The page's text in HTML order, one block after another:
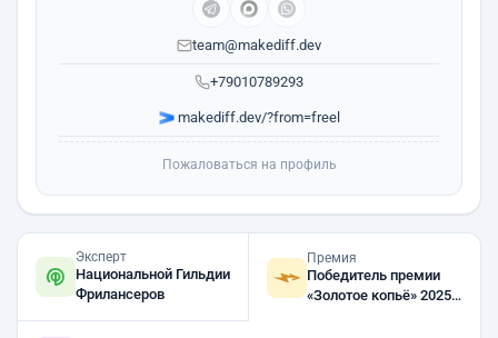
+79010789293
team@makediff.dev
makediff.dev/?from=freel
Пожаловаться на профиль
Эксперт
Национальной Гильдии
Фрилансеров
Премия
Победитель премии
«Золотое копьё» 2025,